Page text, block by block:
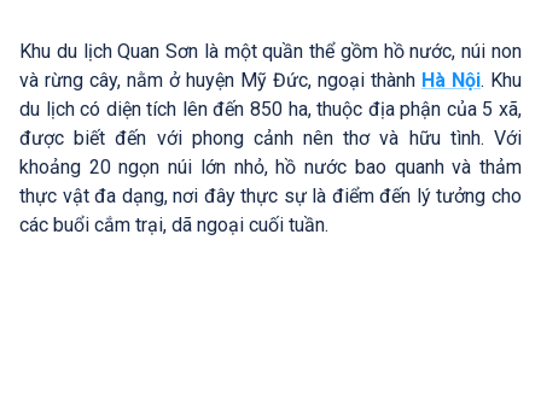
Khu du lịch Quan Sơn là một quần thể gồm hồ nước, núi non
và rừng cây, nằm ở huyện Mỹ Đức, ngoại thành Hà Nội. Khu
du lịch có diện tích lên đến 850 ha, thuộc địa phận của 5 xã,
được biết đến với phong cảnh nên thơ và hữu tình. Với
khoảng 20 ngọn núi lớn nhỏ, hồ nước bao quanh và thảm
thực vật đa dạng, nơi đây thực sự là điểm đến lý tưởng cho
các buổi cắm trại, dã ngoại cuối tuần.